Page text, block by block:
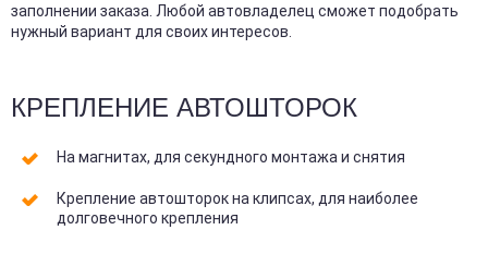
заполнении заказа. Любой автовладелец сможет подобрать
нужный вариант для своих интересов.
КРЕПЛЕНИЕ АВТОШТОРОК
На магнитах, для секундного монтажа и снятия
Крепление автошторок на клипсах, для наиболее
долговечного крепления